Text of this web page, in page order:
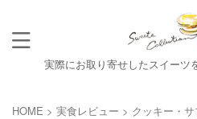
実際にお取り寄せしたスイーツ
HOME > 実食レビュー > クッキー・サ